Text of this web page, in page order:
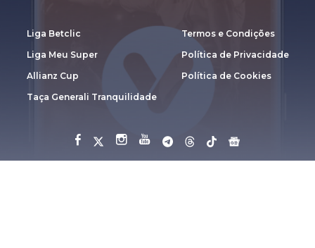
Liga Betclic
Liga Meu Super
Allianz Cup
Taça Generali Tranquilidade
Termos e Condições
Política de Privacidade
Política de Cookies